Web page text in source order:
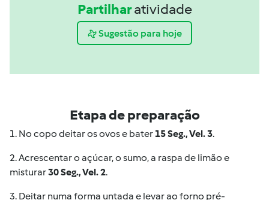
Partilharatividade
Sugestão para hoje
Etapa de preparação
1. No copo deitar os ovos e bater 15 Seg., Vel. 3.
2. Acrescentar o açúcar, o sumo, a raspa de limão e
misturar30 Seg., Vel. 2.
3. Deitar numa forma untada e levar ao forno pré-